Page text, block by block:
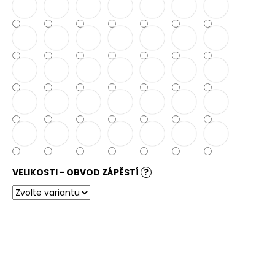
VELIKOSTI - OBVOD ZÁPĚSTÍ ?